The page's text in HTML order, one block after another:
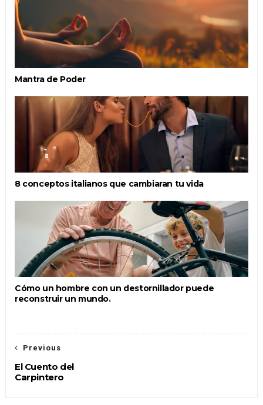
Mantra de Poder
8 conceptos italianos que cambiaran tu vida
Cómo un hombre con un destornillador puede
reconstruir un mundo.
Previous
El Cuento del
Carpintero